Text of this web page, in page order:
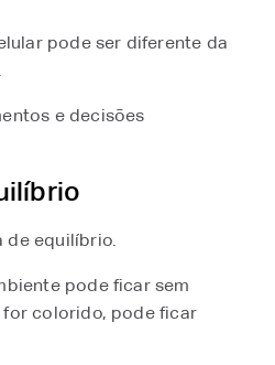
pode ser diferente da
e decisões
de equilíbrio.
pode ficar sem
colorido, pode ficar